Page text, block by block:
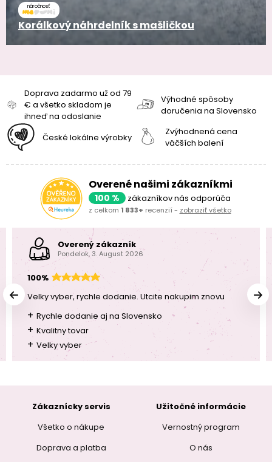
náročnosť
Korálkový náhrdelník s mašličkou
Doprava zadarmo už od 79
€ a všetko skladom je
ihneď na odoslanie
Výhodné spôsoby
doručenia na Slovensko
České lokálne výrobky
Zvýhodnená cena
väčších balení
Overené našimi zákazníkmi
100 % zákazníkov nás odporúča
z celkom 1 833+ recenzií - zobraziť všetko
Overený zákazník
Pondelok, 3. August 2026
100%
Velky vyber, rychle dodanie. Utcite nakupim znovu
+ Rychle dodanie aj na Slovensko
+ Kvalitny tovar
+ Velky vyber
Zákaznícky servis
Všetko o nákupe
Doprava a platba
Užitočné informácie
Vernostný program
O nás